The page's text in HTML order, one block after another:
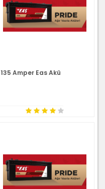
135 Amper Eas Akü